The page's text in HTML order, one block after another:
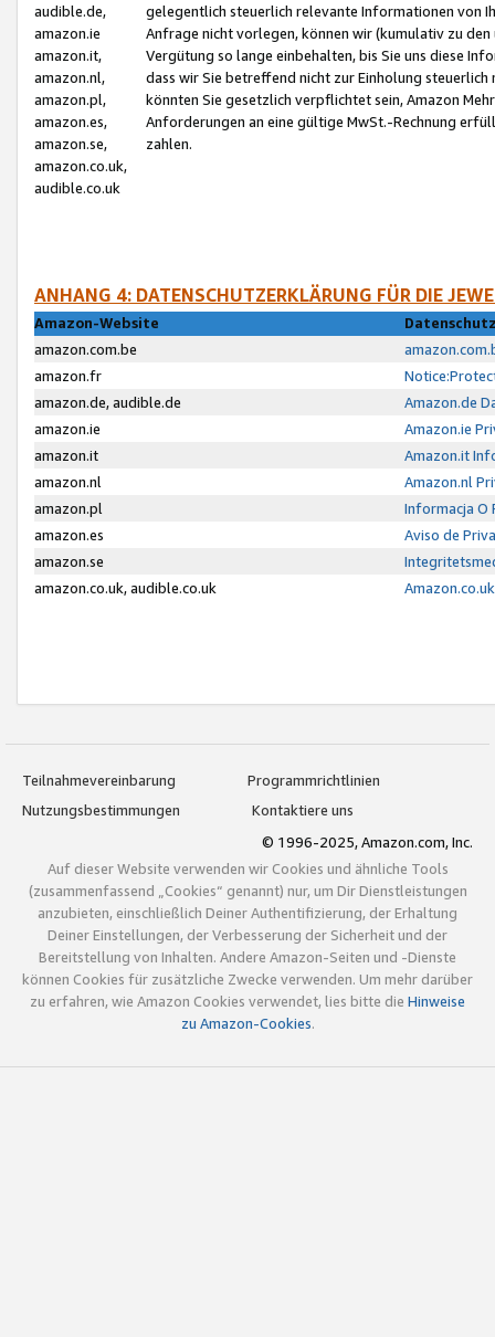
audible.de,
amazon.ie
amazon.it,
amazon.nl,
amazon.pl,
amazon.es,
amazon.se,
amazon.co.uk,
audible.co.uk
gelegentlich steuerlich relevante Informationen von
Anfrage nicht vorlegen, können wir (kumulativ zu
Vergütung so lange einbehalten, bis Sie uns diese
dass wir Sie betreffend nicht zur Einholung
könnten Sie gesetzlich verpflichtet sein, Amazon
Anforderungen an eine gültige MwSt.-Rechnung
zahlen.
ANHANG 4: DATENSCHUTZERKLÄRUNG FÜR DIE
Amazon-Website
amazon.com.be
amazon.fr
amazon.de, audible.de
Amazon.de
amazon.ie
Amazon.ie
amazon.it
Amazon.it
amazon.nl
Amazon.nl
amazon.pl
Informacja O
amazon.es
Aviso de
amazon.se
amazon.co.uk, audible.co.uk
Teilnahmevereinbarung
Programmrichtlinien
Nutzungsbestimmungen
Kontaktiere uns
© 1996-2025, Amazon.com, Inc.
Auf dieser Website verwenden wir Cookies und ähnliche Tools
(zusammenfassend „Cookies“ genannt) nur, um Dir Dienstleistungen
anzubieten, einschließlich Deiner Authentifizierung, der Erhaltung
Deiner Einstellungen, der Verbesserung der Sicherheit und der
Bereitstellung von Inhalten. Andere Amazon-Seiten und -Dienste
können Cookies für zusätzliche Zwecke verwenden. Um mehr darüber
zu erfahren, wie Amazon Cookies verwendet, lies bitte die Hinweise
zu Amazon-Cookies.